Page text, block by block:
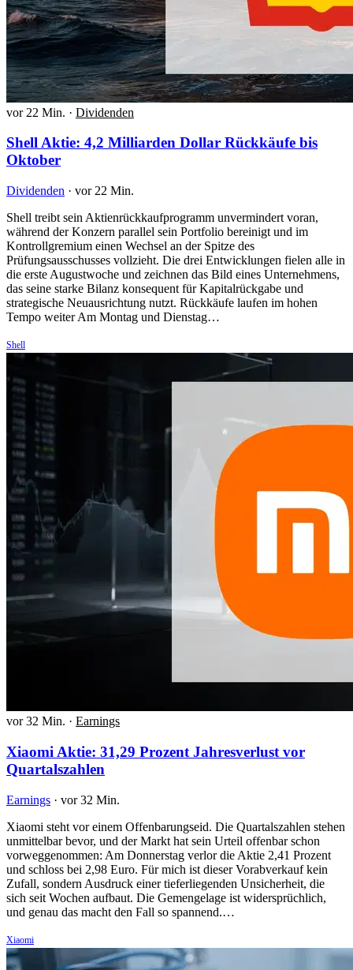
vor 22 Min. · Dividenden
Shell Aktie: 4,2 Milliarden Dollar Rückkäufe bis
Oktober
Dividenden · vor 22 Min.
Shell treibt sein Aktienrückkaufprogramm unvermindert voran,
während der Konzern parallel sein Portfolio bereinigt und im
Kontrollgremium einen Wechsel an der Spitze des
Prüfungsausschusses vollzieht. Die drei Entwicklungen fielen alle in
die erste Augustwoche und zeichnen das Bild eines Unternehmens,
das seine starke Bilanz konsequent für Kapitalrückgabe und
strategische Neuausrichtung nutzt. Rückkäufe laufen im hohen
Tempo weiter Am Montag und Dienstag…
Shell
vor 32 Min. · Earnings
Xiaomi Aktie: 31,29 Prozent Jahresverlust vor
Quartalszahlen
Earnings · vor 32 Min.
Xiaomi steht vor einem Offenbarungseid. Die Quartalszahlen stehen
unmittelbar bevor, und der Markt hat sein Urteil offenbar schon
vorweggenommen: Am Donnerstag verlor die Aktie 2,41 Prozent
und schloss bei 2,98 Euro. Für mich ist dieser Vorabverkauf kein
Zufall, sondern Ausdruck einer tieferliegenden Unsicherheit, die
sich seit Wochen aufbaut. Die Gemengelage ist widersprüchlich,
und genau das macht den Fall so spannend.…
Xiaomi